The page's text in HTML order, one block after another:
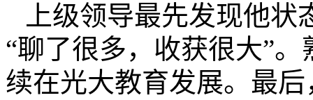
上级领导最先发现他
“聊了很多，收获很大”
续在光大教育发展。最